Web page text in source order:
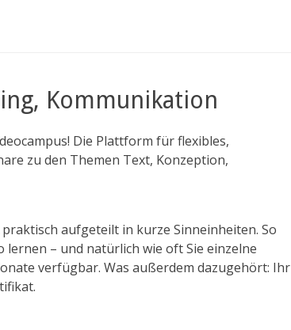
Kommunikation
Die Plattform für flexibles,
zu den Themen Text, Konzeption,
aufgeteilt in kurze Sinneinheiten. So
lernen – und natürlich wie oft Sie einzelne
verfügbar. Was außerdem dazugehört: Ihr